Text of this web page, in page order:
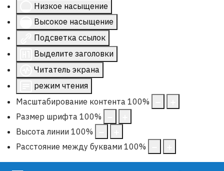
Низкое насыщение
Высокое насыщение
Подсветка ссылок
Выделите заголовки
Читатель экрана
режим чтения
Масштабирование контента 100%
Размер шрифта 100%
Высота линии 100%
Расстояние между буквами 100%